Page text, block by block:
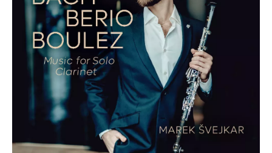
potomků Johanna Christiana, Johanna
Christopha Friedricha, Wilhelma
Friedemanna a Carla Philippa
Emanuela. Sonáta g moll, BWV 1034 Johanna
Sebastiana večer tria zmíněných umělců
uzavře.